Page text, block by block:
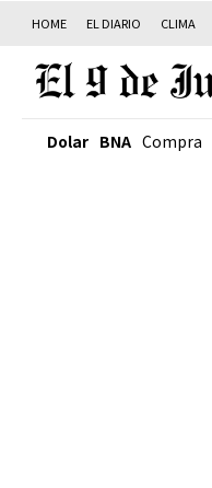
HOME EL DIARIO CLIMA
Dolar BNA Compra